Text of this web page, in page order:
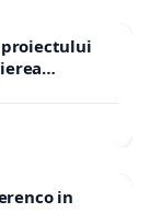
in